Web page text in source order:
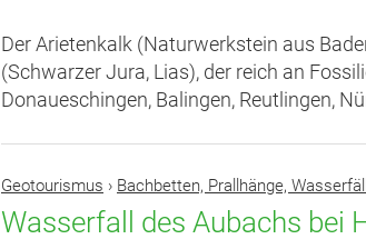
Der Arietenkalk (Naturwerkstein aus
(Schwarzer Jura, Lias), der reich an
Donaueschingen, Balingen, Reutlingen,
Geotourismus › Bachbetten, Prallhänge,
Wasserfall des Aubachs bei